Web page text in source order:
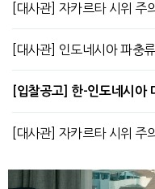
[대사관] 자카르타 시위 주
[대사관] 인도네시아 파충
[입찰공고] 한-인도네시아
[대사관] 자카르타 시위 주